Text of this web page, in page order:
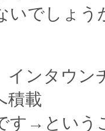
いでしょう
インタウン
積載
す→という